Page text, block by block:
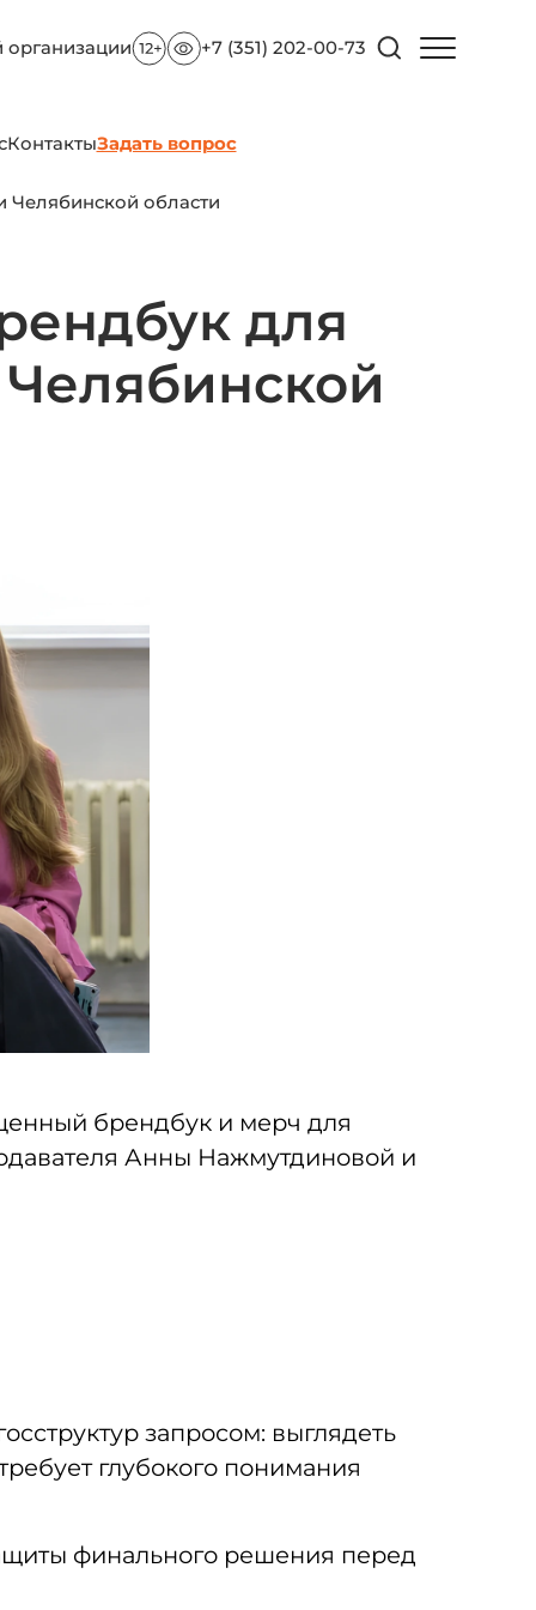
организации +7 (351) 202-00-73
КонтактыЗадать вопрос
Челябинской области
для
брендбук и мерч для
Анны Нажмутдиновой и
запросом: выглядеть
глубокого понимания
финального решения перед